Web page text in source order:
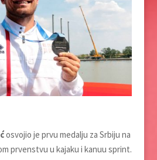
osvojio je prvu medalju za Srbiju na
prvenstvu u kajaku i kanuu sprint.